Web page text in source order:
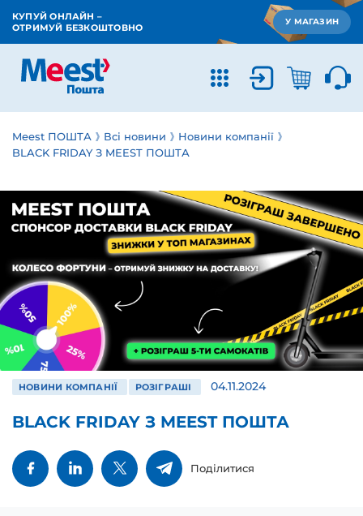
КУПУЙ ОНЛАЙН –
ОТРИМУЙ БЕЗКОШТОВНО
У МАГАЗИН
Meest ПОШТА Всі новини
Новини компанії
BLACK FRIDAY З MEEST ПОШТА
НОВИНИ КОМПАНІЇ РОЗІГРАШІ 04.11.2024
BLACK FRIDAY З MEEST ПОШТА
Поділитися